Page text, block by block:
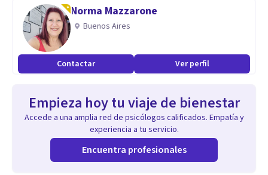
Norma Mazzarone
Buenos Aires
Contactar Ver perfil
Empieza hoy tu viaje de bienestar
Accede a una amplia red de psicólogos calificados. Empatía y
experiencia a tu servicio.
Encuentra profesionales